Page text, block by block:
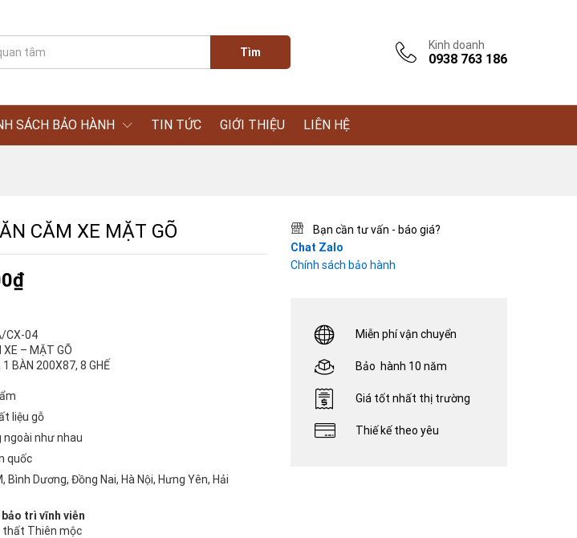
Tìm
Kinh doanh
0938 763 186
SÁCH BẢO HÀNH TIN TỨC GIỚI THIỆU LIÊN HỆ
CĂM XE MẶT GÕ
₫
CX-04
XE – MẶT GÕ
1 BÀN 200X87, 8 GHẾ
liệu gỗ
ngoài như nhau
quốc
Bình Dương, Đồng Nai, Hà Nội, Hưng Yên, Hải
bảo trì vĩnh viễn
thất Thiên mộc
Bạn cần tư vấn - báo giá?
Chat Zalo
Chính sách bảo hành
Miễn phí vận chuyển
Bảo hành 10 năm
Giá tốt nhất thị trường
Thiế kế theo yêu